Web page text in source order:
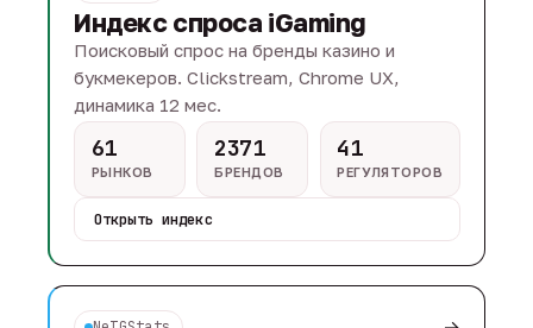
Индекс спроса iGaming
Поисковый спрос на бренды казино и
букмекеров. Clickstream, Chrome UX,
динамика 12 мес.
61
РЫНКОВ
2371
БРЕНДОВ
41
РЕГУЛЯТОРОВ
Открыть индекс